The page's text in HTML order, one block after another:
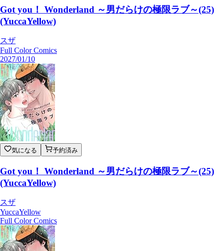
Got you！ Wonderland ～男だらけの極限ラブ～(25)
(YuccaYellow)
スザ
Full Color Comics
2027/01/10
気になる 予約済み
Got you！ Wonderland ～男だらけの極限ラブ～(25)
(YuccaYellow)
スザ
YuccaYellow
Full Color Comics